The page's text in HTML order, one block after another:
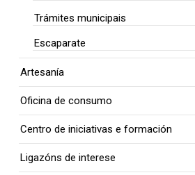
Trámites municipais
Escaparate
Artesanía
Oficina de consumo
Centro de iniciativas e formación
Ligazóns de interese